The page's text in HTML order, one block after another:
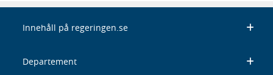
Innehåll på regeringen.se
Departement